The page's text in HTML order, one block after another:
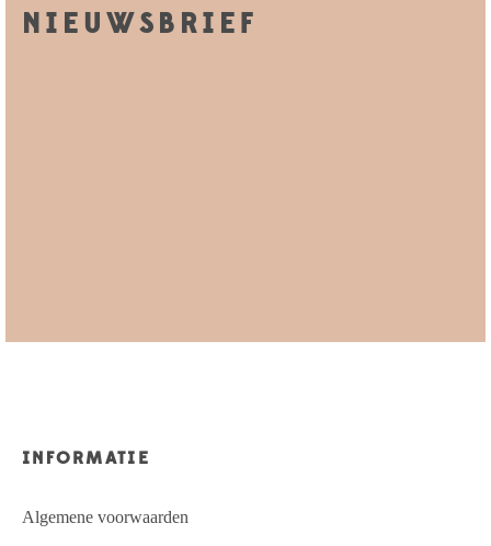
NIEUWSBRIEF
INFORMATIE
Algemene voorwaarden